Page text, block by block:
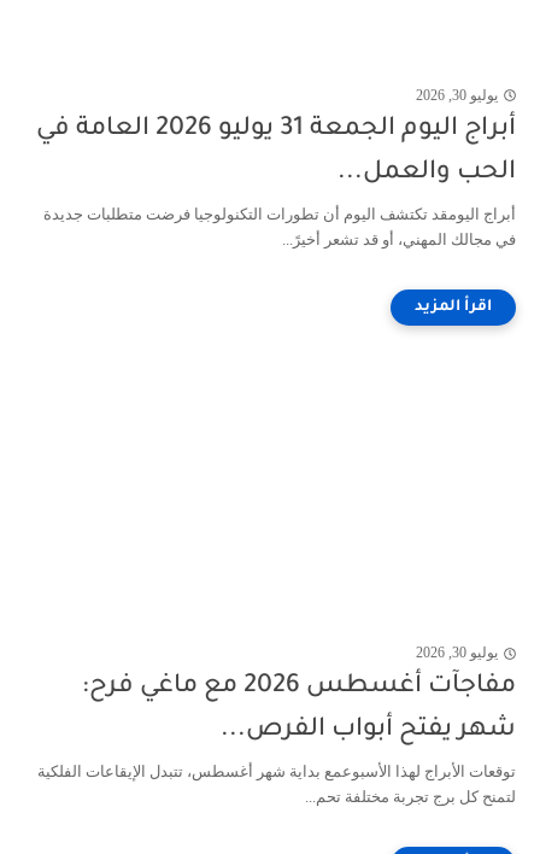
يوليو 30, 2026
أبراج اليوم الجمعة 31 يوليو 2026 العامة في
الحب والعمل...
أبراج اليومقد تكتشف اليوم أن تطورات التكنولوجيا فرضت متطلبات جديدة
في مجالك المهني، أو قد تشعر أخيرً...
يوليو 30, 2026
مفاجآت أغسطس 2026 مع ماغي فرح:
شهر يفتح أبواب الفرص...
توقعات الأبراج لهذا الأسبوعمع بداية شهر أغسطس، تتبدل الإيقاعات الفلكية
لتمنح كل برج تجربة مختلفة تحم...